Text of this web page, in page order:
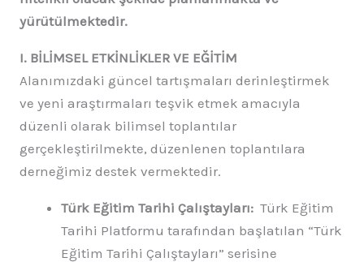
yürütülmektedir.
I. BİLİMSEL ETKİNLİKLER VE EĞİTİM
Alanımızdaki güncel tartışmaları derinleştirmek
ve yeni araştırmaları teşvik etmek amacıyla
düzenli olarak bilimsel toplantılar
gerçekleştirilmekte, düzenlenen toplantılara
derneğimiz destek vermektedir.
Türk Eğitim Tarihi Çalıştayları: Türk Eğitim
Tarihi Platformu tarafından başlatılan “Türk
Eğitim Tarihi Çalıştayları” serisine